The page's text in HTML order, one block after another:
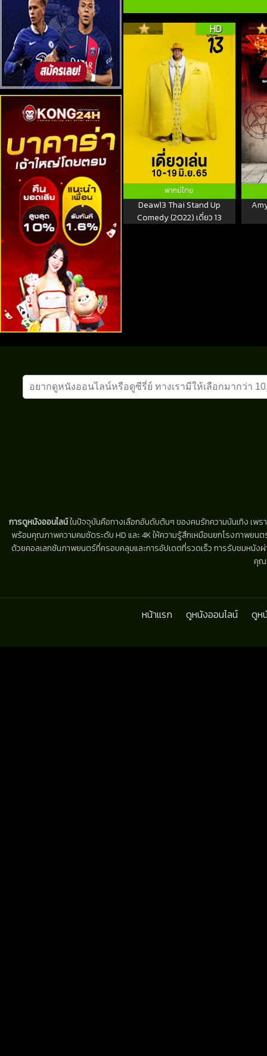
HD
พากย์ไทย
Deaw13 Thai Stand Up
Comedy (2022) เดี่ยว 13
การดูหนังออนไลน์ในปัจจุบันคือทางเลือกอันดับต้นๆ ของคนรักความบันเทิง เพร
พร้อมคุณภาพความคมชัดระดับ HD และ 4K ให้ความรู้สึกเหมือนยกโรงภาพยน
ด้วยคอลเลกชันภาพยนตร์ที่ครอบคลุมและการอัปเดตที่รวดเร็ว การรับชมหนัง
คุณ
หน้าแรก ดูหนังออนไลน์ ดูห